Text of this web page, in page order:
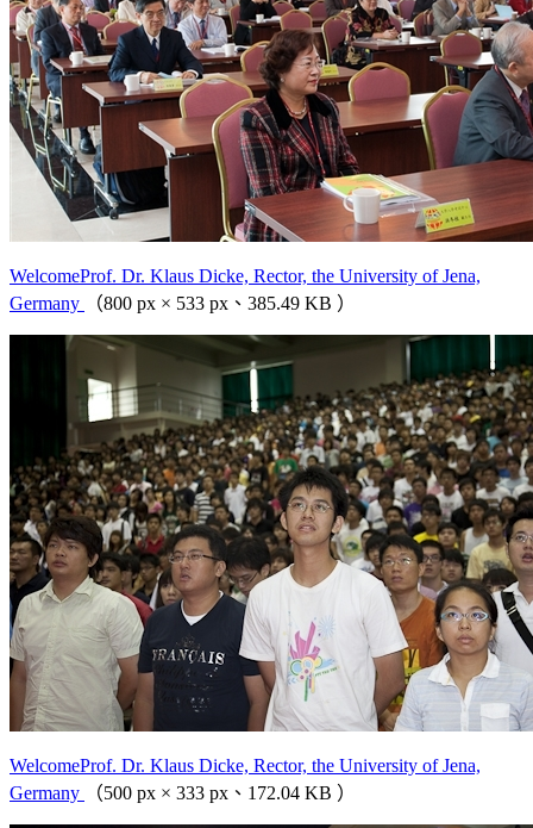
WelcomeProf. Dr. Klaus Dicke, Rector, the University of Jena,
Germany
（800 px × 533 px、385.49 KB ）
WelcomeProf. Dr. Klaus Dicke, Rector, the University of Jena,
Germany
（500 px × 333 px、172.04 KB ）